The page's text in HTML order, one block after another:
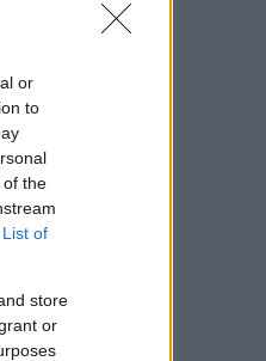
or
to
of the
List of
store
or